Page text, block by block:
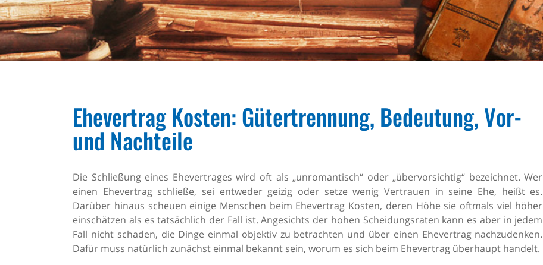
Ehevertrag Kosten: Gütertrennung, Bedeutung, Vor-
und Nachteile
Die Schließung eines Ehevertrages wird oft als „unromantisch“ oder „übervorsichtig“ bezeichnet. Wer
einen Ehevertrag schließe, sei entweder geizig oder setze wenig Vertrauen in seine Ehe, heißt es.
Darüber hinaus scheuen einige Menschen beim Ehevertrag Kosten, deren Höhe sie oftmals viel höher
einschätzen als es tatsächlich der Fall ist. Angesichts der hohen Scheidungsraten kann es aber in jedem
Fall nicht schaden, die Dinge einmal objektiv zu betrachten und über einen Ehevertrag nachzudenken.
Dafür muss natürlich zunächst einmal bekannt sein, worum es sich beim Ehevertrag überhaupt handelt.